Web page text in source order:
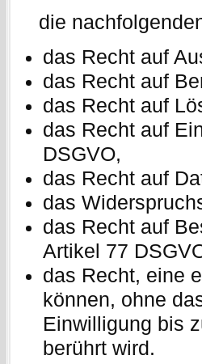
die
das Recht auf
das Recht auf
das Recht auf
das Recht auf
DSGVO,
das Recht auf
das
das Recht auf
Artikel 77
das Recht, eine
können, ohne
Einwilligung bis
berührt wird.